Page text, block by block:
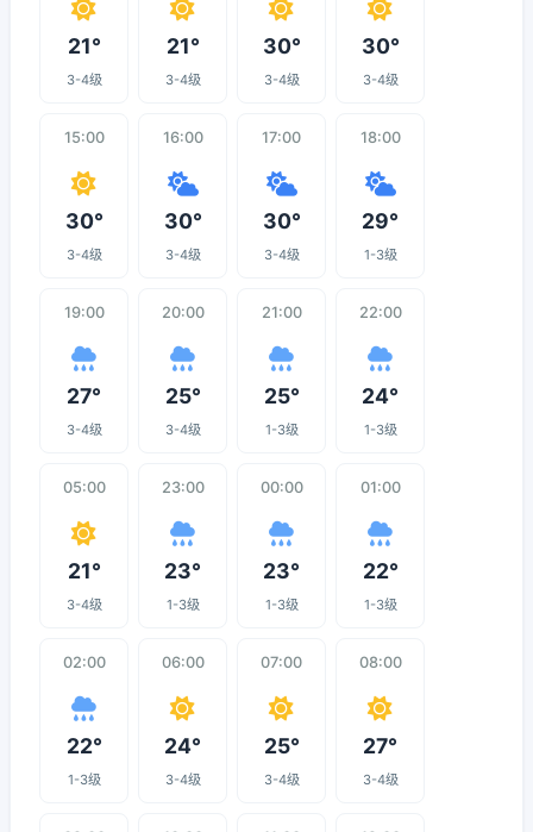
21°
3-4级
21°
3-4级
30°
3-4级
30°
3-4级
15:00
30°
3-4级
16:00
30°
3-4级
17:00
30°
3-4级
18:00
29°
1-3级
19:00
27°
3-4级
20:00
25°
3-4级
21:00
25°
1-3级
22:00
24°
1-3级
05:00
21°
3-4级
23:00
23°
1-3级
00:00
23°
1-3级
01:00
22°
1-3级
02:00
22°
1-3级
06:00
24°
3-4级
07:00
25°
3-4级
08:00
27°
3-4级